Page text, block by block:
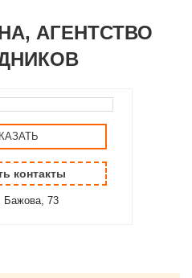
АГЕНТСТВО
контакты
Бажова, 73